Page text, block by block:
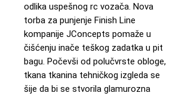
odlika uspešnog rc vozača. Nova
torba za punjenje Finish Line
kompanije JConcepts pomaže u
čišćenju inače teškog zadatka u pit
bagu. Počevši od polučvrste obloge,
tkana tkanina tehničkog izgleda se
šije da bi se stvorila glamurozna